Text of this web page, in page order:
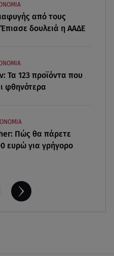
Καθάρισαν 36 τόνους
την εβδομάδα
από τους
δουλειά η ΑΑΔΕ
Τα 123 προϊόντα που
φθηνότερα
Πώς θα πάρετε
ευρώ για γρήγορο